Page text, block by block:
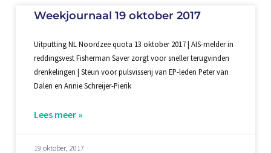
Weekjournaal 19 oktober 2017
Uitputting NL Noordzee quota 13 oktober 2017 | AIS-melder in
reddingsvest Fisherman Saver zorgt voor sneller terugvinden
drenkelingen | Steun voor pulsvisserij van EP-leden Peter van
Dalen en Annie Schreijer-Pierik
Lees meer »
19 oktober, 2017